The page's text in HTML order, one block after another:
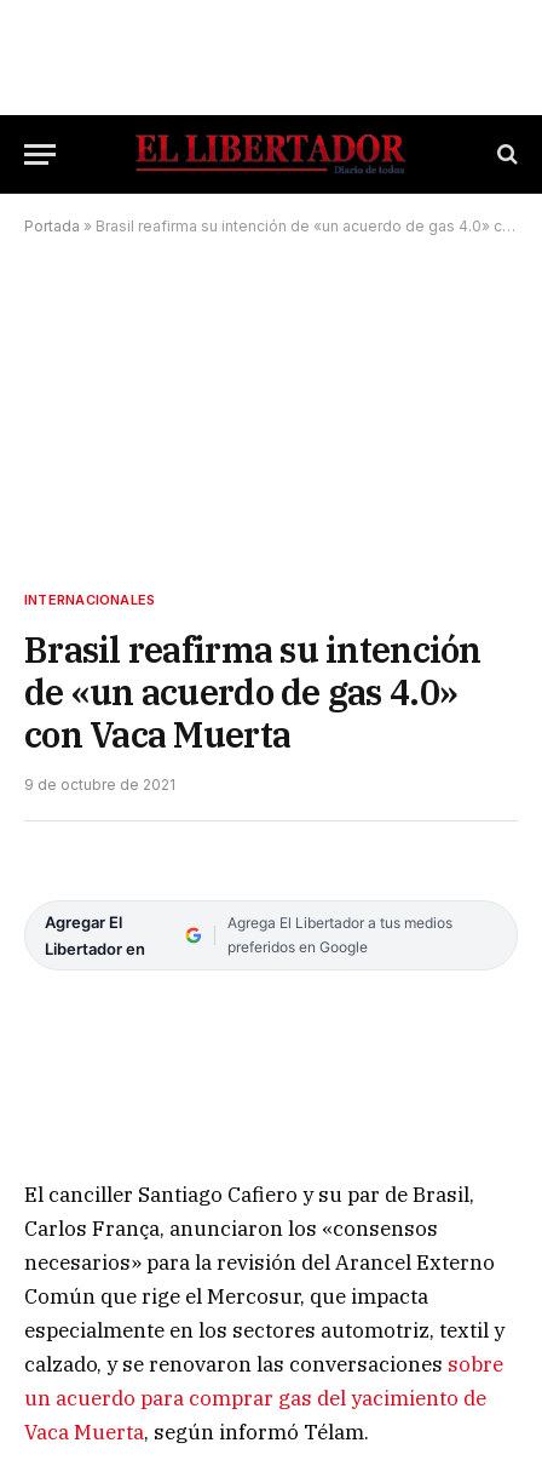
Portada » Brasil reafirma su intención de «un acuerdo de gas 4.0» con Vaca Muerta
INTERNACIONALES
Brasil reafirma su intención
de «un acuerdo de gas 4.0»
con Vaca Muerta
9 de octubre de 2021
Agregar El
Libertador en
Agrega El Libertador a tus medios
preferidos en Google
El canciller Santiago Cafiero y su par de Brasil,
Carlos França, anunciaron los «consensos
necesarios» para la revisión del Arancel Externo
Común que rige el Mercosur, que impacta
especialmente en los sectores automotriz, textil y
calzado, y se renovaron las conversaciones sobre
un acuerdo para comprar gas del yacimiento de
Vaca Muerta, según informó Télam.